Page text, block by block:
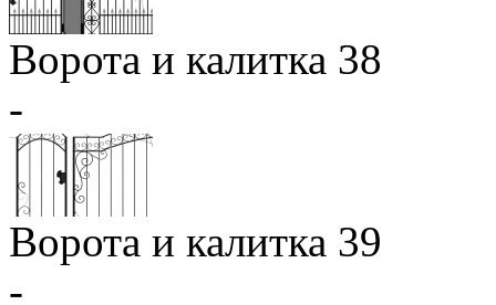
Ворота и калитка 38
-
Ворота и калитка 39
-